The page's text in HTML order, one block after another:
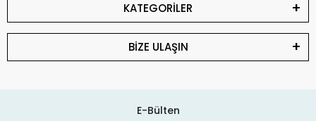
KATEGORİLER
BİZE ULAŞIN
E-Bülten